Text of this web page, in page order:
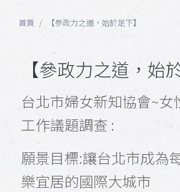
首頁 【參政力之道，始於足下】
【參政力之道，始
台北市婦女新知協會~女
工作議題調查 :
願景目標:讓台北市成為
樂宜居的國際大城市